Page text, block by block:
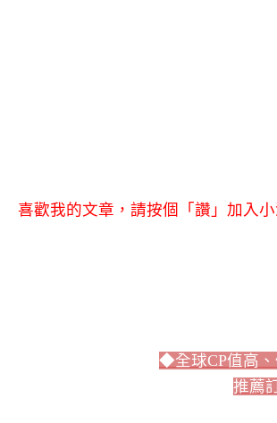
喜歡我的文章，請按個「讚」加入
◆全球CP值高
推薦